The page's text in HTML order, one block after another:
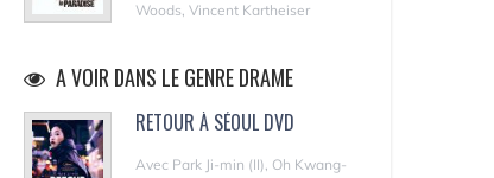
Woods, Vincent Kartheiser
A VOIR DANS LE GENRE DRAME
RETOUR À SÉOUL DVD
Avec Park Ji-min (II), Oh Kwang-